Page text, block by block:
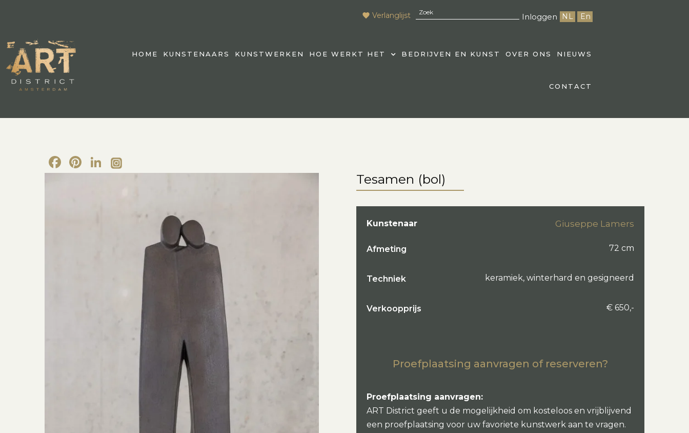
Verlanglijst Inloggen NL En
HOME KUNSTENAARS KUNSTWERKEN HOE WERKT HET BEDRIJVEN EN KUNST OVER ONS NIEUWS
CONTACT
Facebook
Pinterest
LinkedIn
Tesamen (bol)
Kunstenaar Giuseppe Lamers
Afmeting 72 cm
Techniek keramiek, winterhard en gesigneerd
Verkoopprijs € 650,-
Proefplaatsing aanvragen of reserveren?
Proefplaatsing aanvragen:
ART District geeft u de mogelijkheid om kosteloos en vrijblijvend
een proefplaatsing voor uw favoriete kunstwerk aan te vragen.